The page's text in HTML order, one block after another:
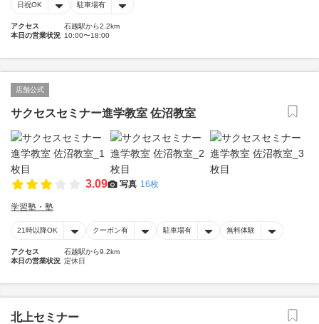
日祝OK 駐車場有
アクセス
石越駅から2.2km
本日の営業状況 10:00〜18:00
店舗公式
サクセスセミナー進学教室 佐沼教室
3.09 写真 16枚
学習塾・塾
21時以降OK クーポン有 駐車場有 無料体験
アクセス
石越駅から9.2km
本日の営業状況 定休日
北上セミナー